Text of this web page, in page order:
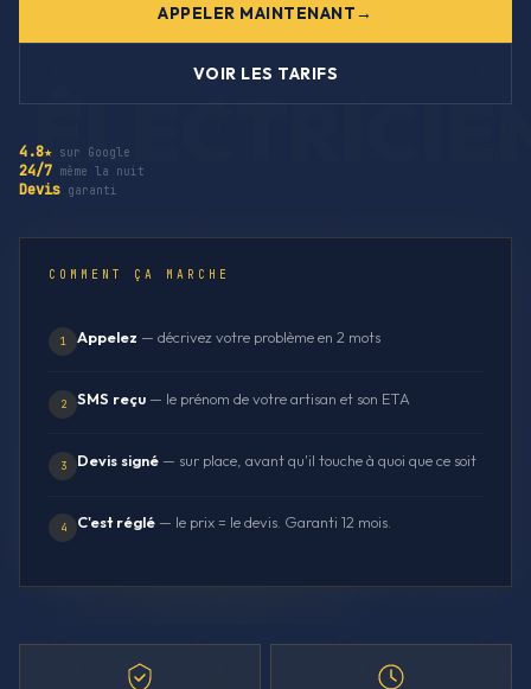
APPELER MAINTENANT
VOIR LES TARIFS
4.8★ sur Google
24/7 même la nuit
Devis garanti
COMMENT ÇA MARCHE
1 Appelez — décrivez votre problème en 2 mots
2 SMS reçu — le prénom de votre artisan et son ETA
3 Devis signé — sur place, avant qu'il touche à quoi que ce soit
4 C'est réglé — le prix = le devis. Garanti 12 mois.